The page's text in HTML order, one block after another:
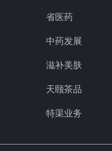
省医药
中药发展
滋补美肤
天颐茶品
特渠业务